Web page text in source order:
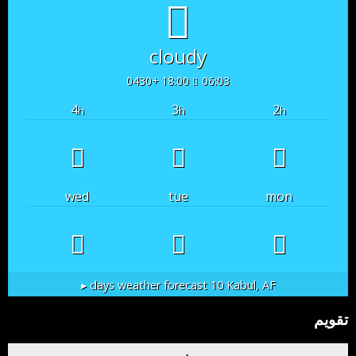
cloudy
06:03
18:00 +0430
2h
3h
4h
mon
tue
wed
Kabul, AF
10 days weather forecast ▸
تقویم